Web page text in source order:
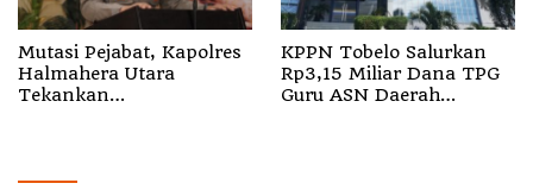
Mutasi Pejabat, Kapolres
Halmahera Utara
Tekankan
KPPN Tobelo Salurkan
Rp3,15 Miliar Dana TPG
Guru ASN Daerah